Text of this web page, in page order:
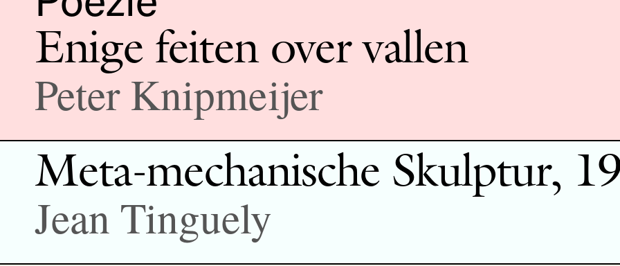
Enige feiten over vallen
Peter Knipmeijer
Meta-mechanische Skulptur,
Jean Tinguely